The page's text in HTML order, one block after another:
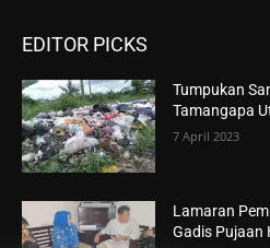
EDITOR PICKS
Tumpukan
Tamangapa
7 April 2023
Lamaran
Gadis Pujaan